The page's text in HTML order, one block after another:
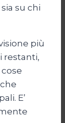
su chi
più
restanti,
E’